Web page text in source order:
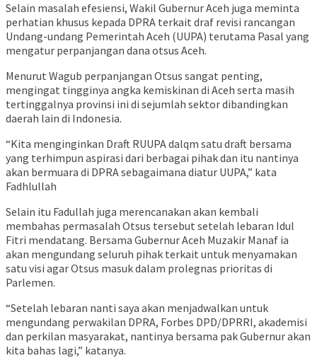
Selain masalah efesiensi, Wakil Gubernur Aceh juga meminta
perhatian khusus kepada DPRA terkait draf revisi rancangan
Undang-undang Pemerintah Aceh (UUPA) terutama Pasal yang
mengatur perpanjangan dana otsus Aceh.
Menurut Wagub perpanjangan Otsus sangat penting,
mengingat tingginya angka kemiskinan di Aceh serta masih
tertinggalnya provinsi ini di sejumlah sektor dibandingkan
daerah lain di Indonesia.
“Kita menginginkan Draft RUUPA dalqm satu draft bersama
yang terhimpun aspirasi dari berbagai pihak dan itu nantinya
akan bermuara di DPRA sebagaimana diatur UUPA,” kata
Fadhlullah
Selain itu Fadullah juga merencanakan akan kembali
membahas permasalah Otsus tersebut setelah lebaran Idul
Fitri mendatang. Bersama Gubernur Aceh Muzakir Manaf ia
akan mengundang seluruh pihak terkait untuk menyamakan
satu visi agar Otsus masuk dalam prolegnas prioritas di
Parlemen.
“Setelah lebaran nanti saya akan menjadwalkan untuk
mengundang perwakilan DPRA, Forbes DPD/DPRRI, akademisi
dan perkilan masyarakat, nantinya bersama pak Gubernur akan
kita bahas lagi,” katanya.